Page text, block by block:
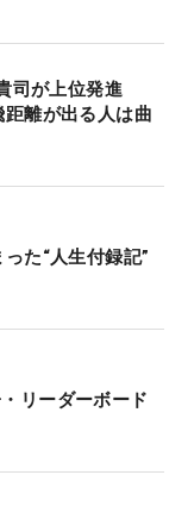
クする表情で
すくいなどを
ゴルフ、パター
大きな声を出
ッズパーク』が
方は、「ここ
ところがある
もっと小さい
てパターで戦う
ほほ笑んだ。
司が上位発進
距離が出る人は曲
た“人生付録記”
リーダーボード